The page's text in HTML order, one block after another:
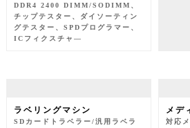
DDR4 2400 DIMM/SODIMM、
チップテスター、ダイソーティン
グテスター、SPDプログラマー、
ICフィクスチャ―
ラベリングマシン
SDカードトラベラー/汎用ラベラ
メデ
対応